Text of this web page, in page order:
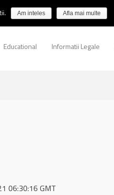
Educational Informatii Legale
06:30:16 GMT
Am inteles Afla mai multe